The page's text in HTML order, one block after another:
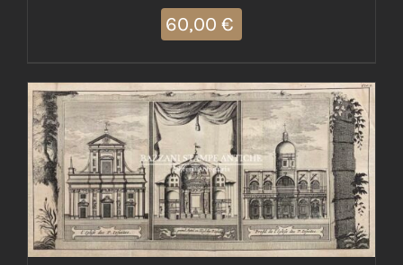
60,00 €
AGGIUNGI AL CARRELLO / DETTAGLI